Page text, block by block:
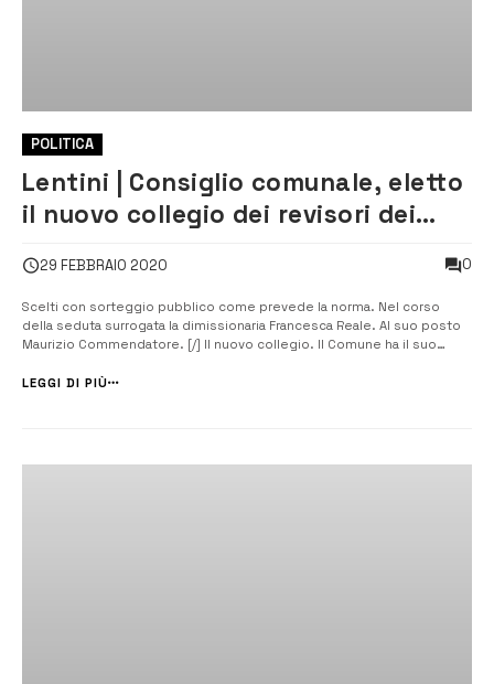
POLITICA
Lentini | Consiglio comunale, eletto
il nuovo collegio dei revisori dei
29 FEBBRAIO 2020 0
Scelti con sorteggio pubblico come prevede la norma. Nel corso
della seduta surrogata la dimissionaria Francesca Reale. Al suo posto
Maurizio Commendatore. [/] Il nuovo collegio. Il Comune ha il suo
Calogero Catalano di Mussomeli, Vincenzo Salvato di Palermo e Biagio
LEGGI DI PIÙ